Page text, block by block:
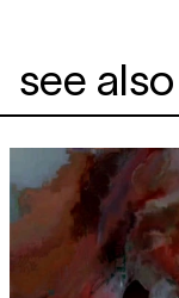
see also